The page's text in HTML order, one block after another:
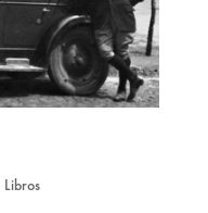
Libros